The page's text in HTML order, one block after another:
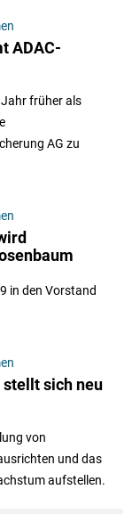
ADAC-
früher als
AG zu
in den Vorstand
stellt sich neu
von
und das
aufstellen.